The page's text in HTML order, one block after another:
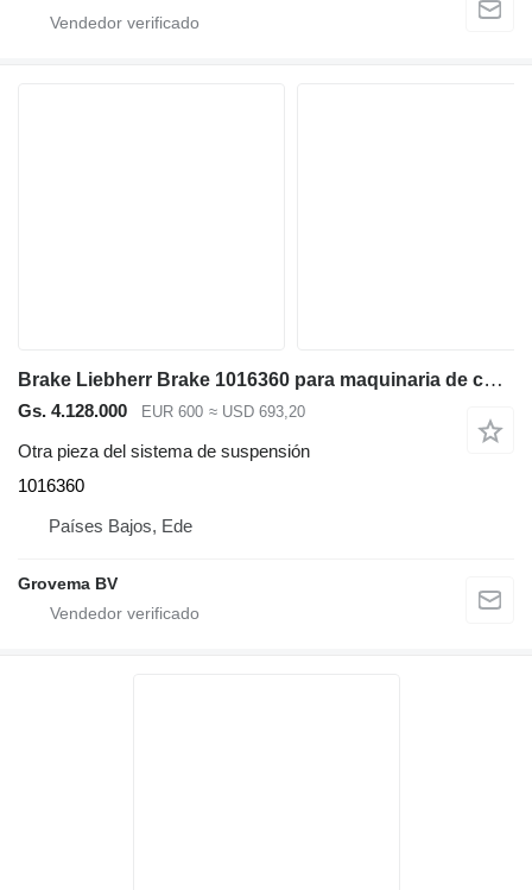
Brake Liebherr Brake 1016360 para maquinaria de construcción
Gs. 4.128.000 EUR 600 ≈ USD 693,20
Otra pieza del sistema de suspensión
1016360
Países Bajos, Ede
Grovema BV